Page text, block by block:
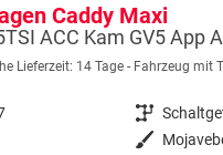
Caddy Maxi
ACC Kam GV5 App
Lieferzeit: 14 Tage Fahrzeug mit
Getriebe
Außenfarbe